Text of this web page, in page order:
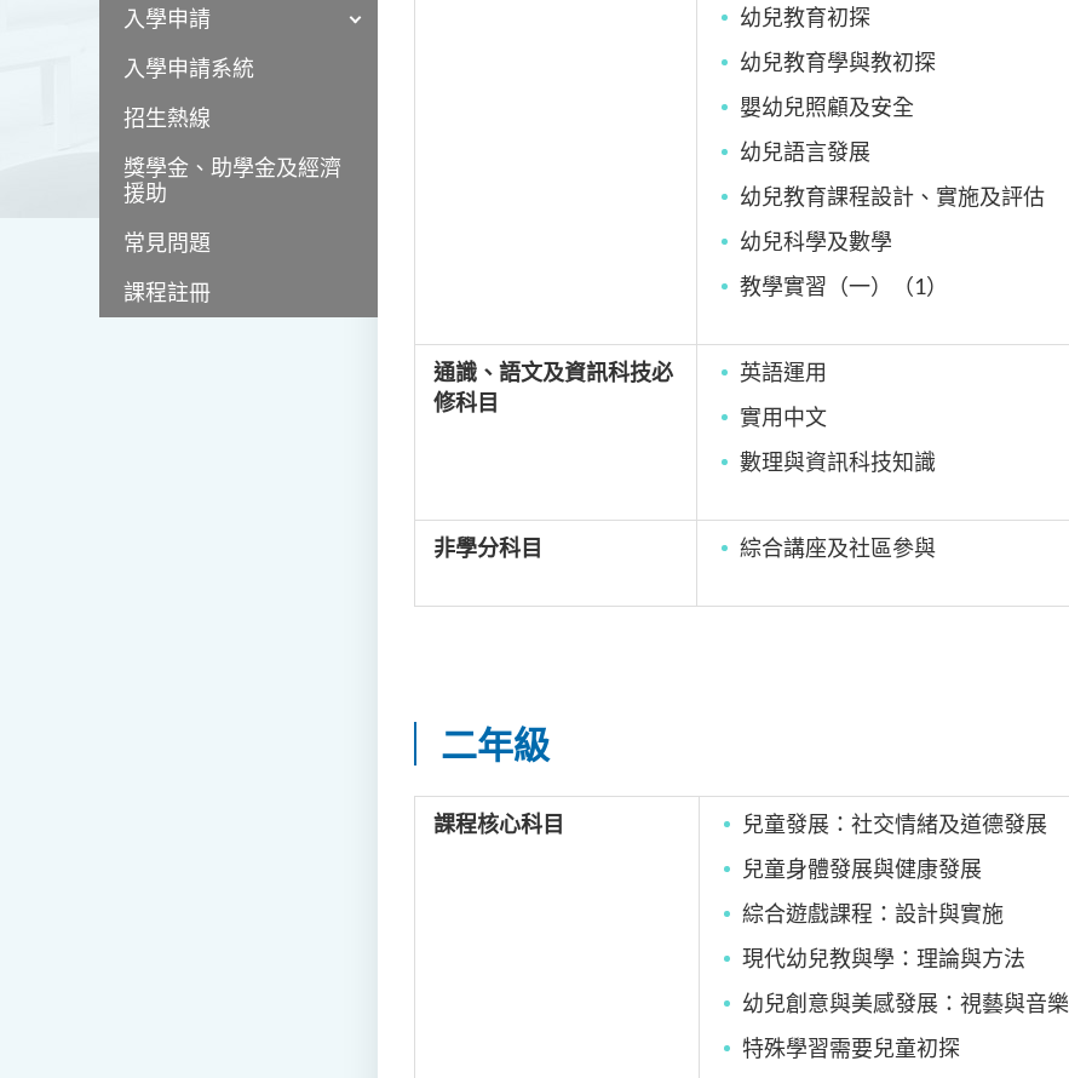
入學申請
入學申請系統
招生熱線
獎學金、助學金及經濟
援助
常見問題
課程註冊
幼兒教育初探
幼兒教育學與教初探
嬰幼兒照顧及安全
幼兒語言發展
幼兒教育課程設計、實施及評估
幼兒科學及數學
教學實習（一）（1）
通識、語文及資訊科技必
修科目
英語運用
實用中文
數理與資訊科技知識
非學分科目 綜合講座及社區參與
二年級
課程核心科目
兒童發展：社交情緒及道德發展
兒童身體發展與健康發展
綜合遊戲課程：設計與實施
現代幼兒教與學：理論與方法
幼兒創意與美感發展：視藝與音樂
特殊學習需要兒童初探